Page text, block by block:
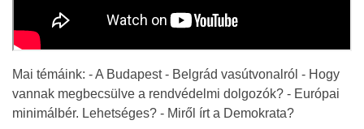
Mai témáink: - A Budapest - Belgrád vasútvonalról - Hogy
vannak megbecsülve a rendvédelmi dolgozók? - Európai
minimálbér. Lehetséges? - Miről írt a Demokrata?